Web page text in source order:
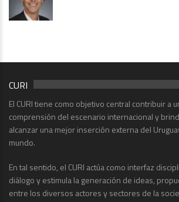
CURI
El CURI tiene como objetivo central contribuir a
comprensión del escenario internacional y
alcanzar una mejor inserción externa del
mundo.
En tal sentido, el CURI actúa como interfaz
diálogo y estimula la generación de ideas,
entre los diversos actores y sectores de la